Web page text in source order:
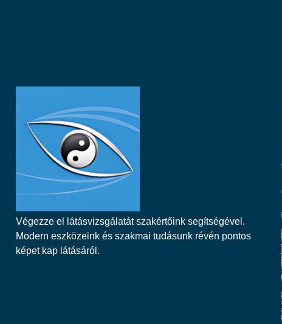
Végezze el látásvizsgálatát szakértőink segítségével.
Modern eszközeink és szakmai tudásunk révén pontos
képet kap látásáról.